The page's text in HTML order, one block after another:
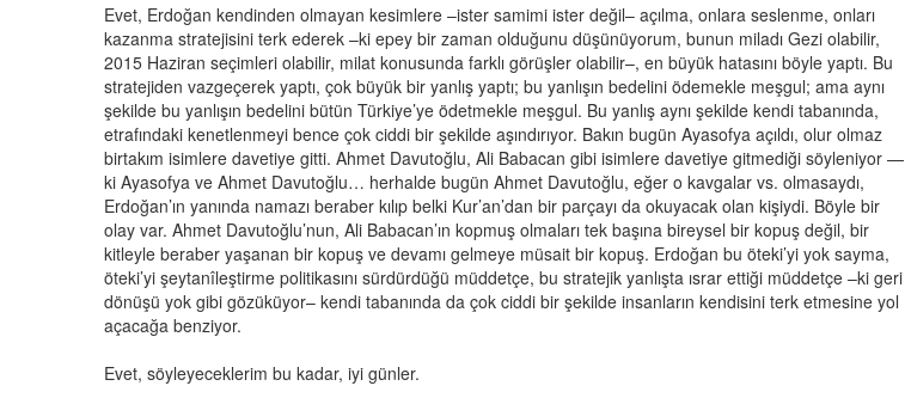
Evet, Erdoğan kendinden olmayan kesimlere –ister samimi ister değil– açılma, onlara seslenme, onları
kazanma stratejisini terk ederek –ki epey bir zaman olduğunu düşünüyorum, bunun miladı Gezi olabilir,
2015 Haziran seçimleri olabilir, milat konusunda farklı görüşler olabilir–, en büyük hatasını böyle yaptı. Bu
stratejiden vazgeçerek yaptı, çok büyük bir yanlış yaptı; bu yanlışın bedelini ödemekle meşgul; ama aynı
şekilde bu yanlışın bedelini bütün Türkiye’ye ödetmekle meşgul. Bu yanlış aynı şekilde kendi tabanında,
etrafındaki kenetlenmeyi bence çok ciddi bir şekilde aşındırıyor. Bakın bugün Ayasofya açıldı, olur olmaz
birtakım isimlere davetiye gitti. Ahmet Davutoğlu, Ali Babacan gibi isimlere davetiye gitmediği söyleniyor —
ki Ayasofya ve Ahmet Davutoğlu… herhalde bugün Ahmet Davutoğlu, eğer o kavgalar vs. olmasaydı,
Erdoğan’ın yanında namazı beraber kılıp belki Kur’an’dan bir parçayı da okuyacak olan kişiydi. Böyle bir
olay var. Ahmet Davutoğlu’nun, Ali Babacan’ın kopmuş olmaları tek başına bireysel bir kopuş değil, bir
kitleyle beraber yaşanan bir kopuş ve devamı gelmeye müsait bir kopuş. Erdoğan bu öteki’yi yok sayma,
öteki’yi şeytanîleştirme politikasını sürdürdüğü müddetçe, bu stratejik yanlışta ısrar ettiği müddetçe –ki geri
dönüşü yok gibi gözüküyor– kendi tabanında da çok ciddi bir şekilde insanların kendisini terk etmesine yol
açacağa benziyor.
Evet, söyleyeceklerim bu kadar, iyi günler.